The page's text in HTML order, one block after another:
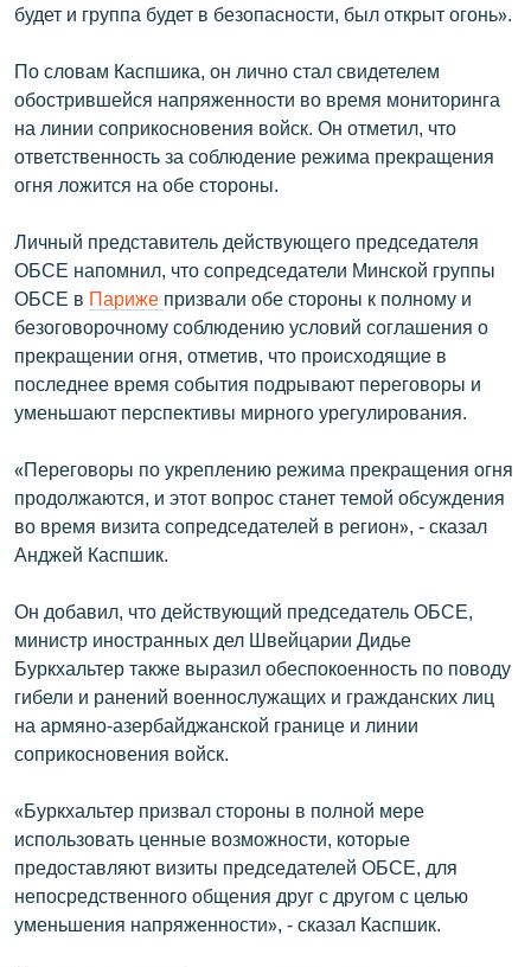
будет и группа будет в безопасности, был открыт огонь».
По словам Каспшика, он лично стал свидетелем
обострившейся напряженности во время мониторинга
на линии соприкосновения войск. Он отметил, что
ответственность за соблюдение режима прекращения
огня ложится на обе стороны.
Личный представитель действующего председателя
ОБСЕ напомнил, что сопредседатели Минской группы
ОБСЕ в Париже призвали обе стороны к полному и
безоговорочному соблюдению условий соглашения о
прекращении огня, отметив, что происходящие в
последнее время события подрывают переговоры и
уменьшают перспективы мирного урегулирования.
«Переговоры по укреплению режима прекращения огня
продолжаются, и этот вопрос станет темой обсуждения
во время визита сопредседателей в регион», - сказал
Анджей Каспшик.
Он добавил, что действующий председатель ОБСЕ,
министр иностранных дел Швейцарии Дидье
Буркхальтер также выразил обеспокоенность по поводу
гибели и ранений военнослужащих и гражданских лиц
на армяно-азербайджанской границе и линии
соприкосновения войск.
«Буркхальтер призвал стороны в полной мере
использовать ценные возможности, которые
предоставляют визиты председателей ОБСЕ, для
непосредственного общения друг с другом с целью
уменьшения напряженности», - сказал Каспшик.